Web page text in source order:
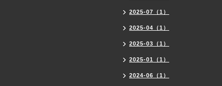
2025-07（1）
2025-04（1）
2025-03（1）
2025-01（1）
2024-06（1）